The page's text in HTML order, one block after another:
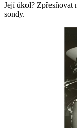
Její úkol? Zpřesňovat
sondy.